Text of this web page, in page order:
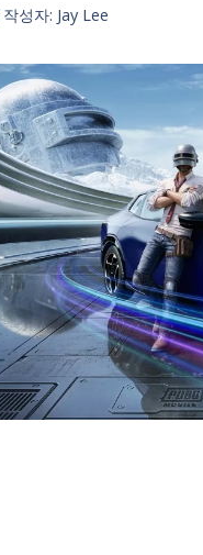
작성자: Jay Lee